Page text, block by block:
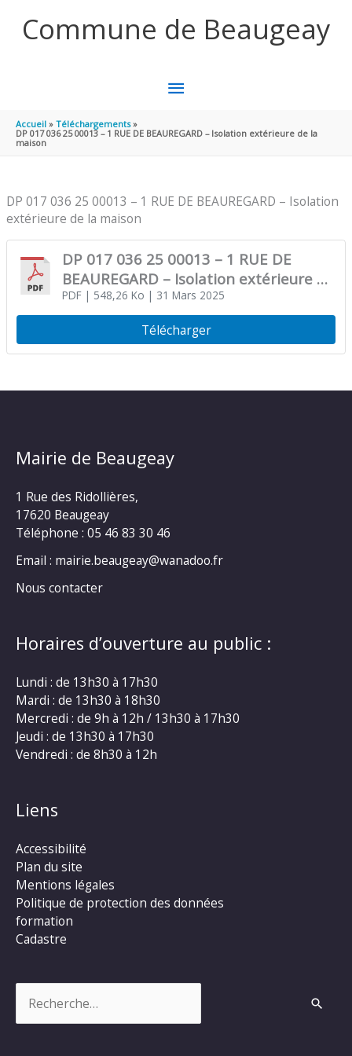
Commune de Beaugeay
MENU
PRINCIPAL
Accueil
Téléchargements
DP 017 036 25 00013 – 1 RUE DE BEAUREGARD – Isolation extérieure de la
maison
DP 017 036 25 00013 – 1 RUE DE BEAUREGARD – Isolation
extérieure de la maison
DP 017 036 25 00013 – 1 RUE DE
BEAUREGARD – Isolation extérieure de
la maison
PDF| 548,26 Ko | 31 Mars 2025
Télécharger
Mairie de Beaugeay
1 Rue des Ridollières,
17620 Beaugeay
Téléphone : 05 46 83 30 46
Email : mairie.beaugeay@wanadoo.fr
Nous contacter
Horaires d’ouverture au public :
Lundi : de 13h30 à 17h30
Mardi : de 13h30 à 18h30
Mercredi : de 9h à 12h / 13h30 à 17h30
Jeudi : de 13h30 à 17h30
Vendredi : de 8h30 à 12h
Liens
Accessibilité
Plan du site
Mentions légales
Politique de protection des données
formation
Cadastre